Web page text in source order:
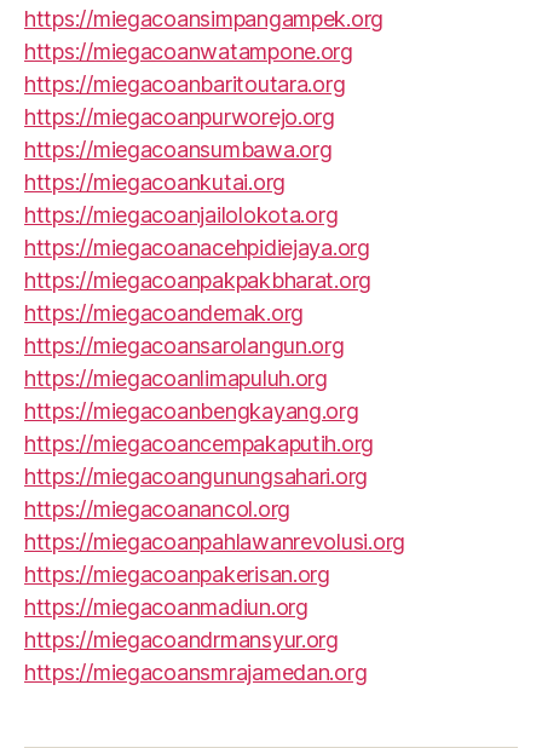
https://miegacoansimpangampek.org
https://miegacoanwatampone.org
https://miegacoanbaritoutara.org
https://miegacoanpurworejo.org
https://miegacoansumbawa.org
https://miegacoankutai.org
https://miegacoanjailolokota.org
https://miegacoanacehpidiejaya.org
https://miegacoanpakpakbharat.org
https://miegacoandemak.org
https://miegacoansarolangun.org
https://miegacoanlimapuluh.org
https://miegacoanbengkayang.org
https://miegacoancempakaputih.org
https://miegacoangunungsahari.org
https://miegacoanancol.org
https://miegacoanpahlawanrevolusi.org
https://miegacoanpakerisan.org
https://miegacoanmadiun.org
https://miegacoandrmansyur.org
https://miegacoansmrajamedan.org